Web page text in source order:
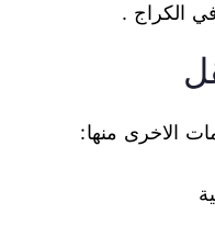
الكراج .
الاخرى منها: